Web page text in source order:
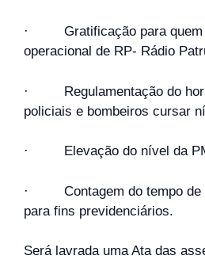
· Gratificação para quem
operacional de RP- Rádio
· Regulamentação do
policiais e bombeiros cursar
· Elevação do nível da PM
· Contagem do tempo de
para fins previdenciários.
Será lavrada uma Ata das